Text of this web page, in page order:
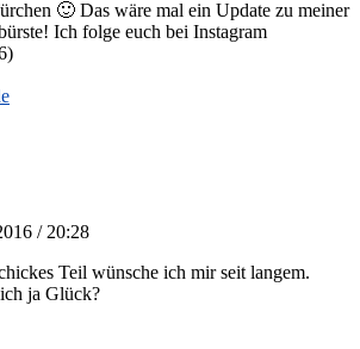
🙂 Das wäre mal ein Update zu meiner
Ich folge euch bei Instagram
/ 20:28
Teil wünsche ich mir seit langem.
ja Glück?